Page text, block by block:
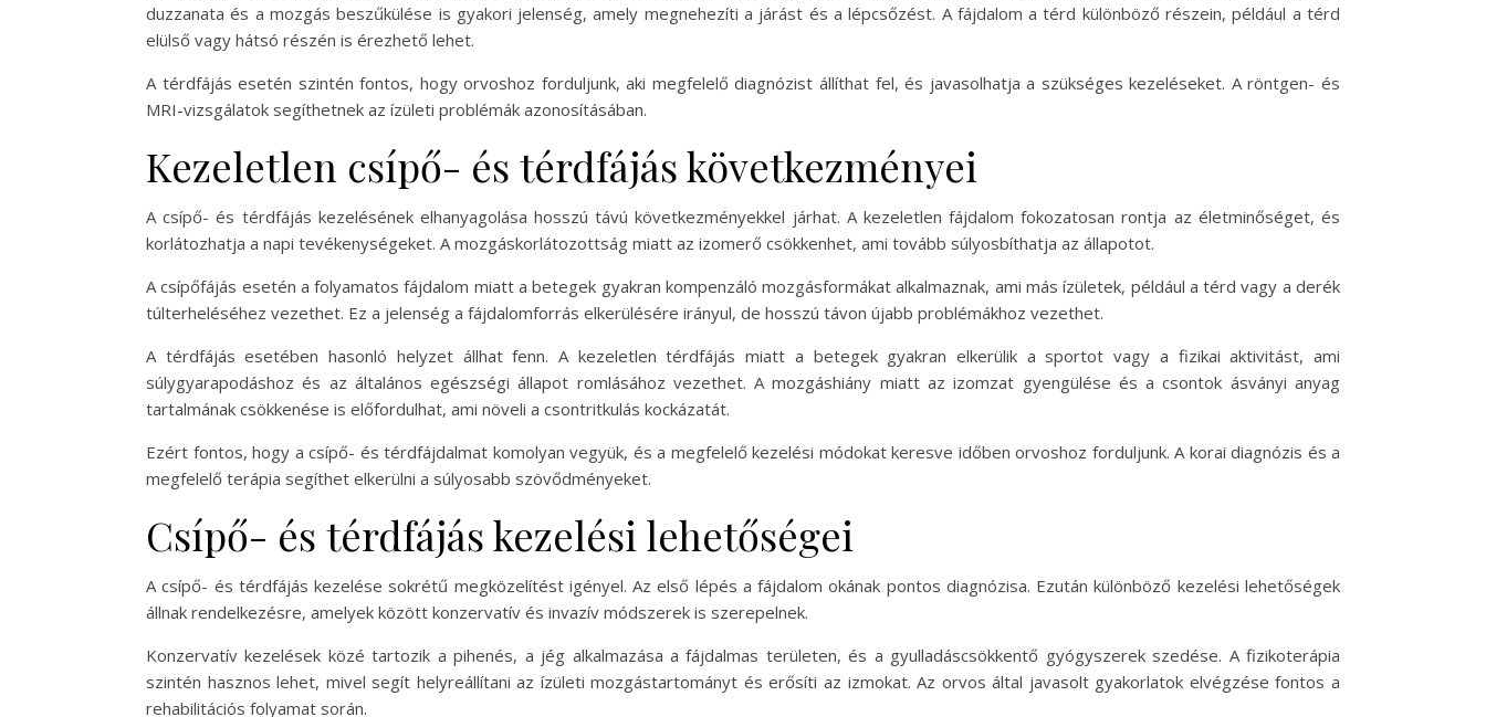
duzzanata és a mozgás beszűkülése is gyakori jelenség, amely megnehezíti a járást és a lépcsőzést. A fájdalom a térd különböző részein, például a térd
elülső vagy hátsó részén is érezhető lehet.
A térdfájás esetén szintén fontos, hogy orvoshoz forduljunk, aki megfelelő diagnózist állíthat fel, és javasolhatja a szükséges kezeléseket. A röntgen- és
MRI-vizsgálatok segíthetnek az ízületi problémák azonosításában.
Kezeletlen csípő- és térdfájás következményei
A csípő- és térdfájás kezelésének elhanyagolása hosszú távú következményekkel járhat. A kezeletlen fájdalom fokozatosan rontja az életminőséget, és
korlátozhatja a napi tevékenységeket. A mozgáskorlátozottság miatt az izomerő csökkenhet, ami tovább súlyosbíthatja az állapotot.
A csípőfájás esetén a folyamatos fájdalom miatt a betegek gyakran kompenzáló mozgásformákat alkalmaznak, ami más ízületek, például a térd vagy a derék
túlterheléséhez vezethet. Ez a jelenség a fájdalomforrás elkerülésére irányul, de hosszú távon újabb problémákhoz vezethet.
A térdfájás esetében hasonló helyzet állhat fenn. A kezeletlen térdfájás miatt a betegek gyakran elkerülik a sportot vagy a fizikai aktivitást, ami
súlygyarapodáshoz és az általános egészségi állapot romlásához vezethet. A mozgáshiány miatt az izomzat gyengülése és a csontok ásványi anyag
tartalmának csökkenése is előfordulhat, ami növeli a csontritkulás kockázatát.
Ezért fontos, hogy a csípő- és térdfájdalmat komolyan vegyük, és a megfelelő kezelési módokat keresve időben orvoshoz forduljunk. A korai diagnózis és a
megfelelő terápia segíthet elkerülni a súlyosabb szövődményeket.
Csípő- és térdfájás kezelési lehetőségei
A csípő- és térdfájás kezelése sokrétű megközelítést igényel. Az első lépés a fájdalom okának pontos diagnózisa. Ezután különböző kezelési lehetőségek
állnak rendelkezésre, amelyek között konzervatív és invazív módszerek is szerepelnek.
Konzervatív kezelések közé tartozik a pihenés, a jég alkalmazása a fájdalmas területen, és a gyulladáscsökkentő gyógyszerek szedése. A fizikoterápia
szintén hasznos lehet, mivel segít helyreállítani az ízületi mozgástartományt és erősíti az izmokat. Az orvos által javasolt gyakorlatok elvégzése fontos a
rehabilitációs folyamat során.